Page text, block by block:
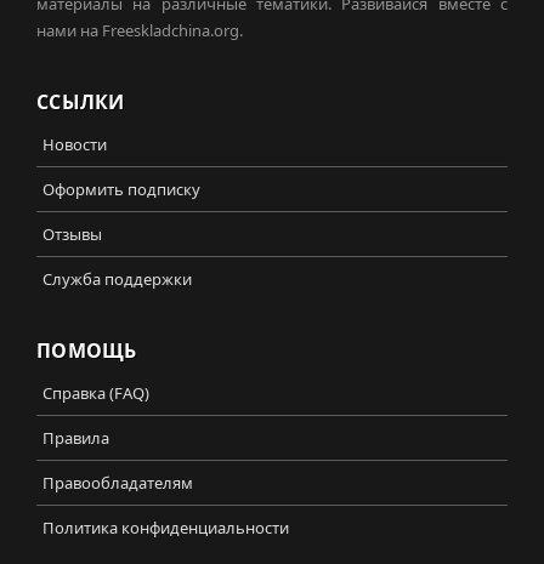
нами на Freeskladchina.org.
ССЫЛКИ
Новости
Оформить подписку
Отзывы
Служба поддержки
ПОМОЩЬ
Справка (FAQ)
Правила
Правообладателям
Политика конфиденциальности